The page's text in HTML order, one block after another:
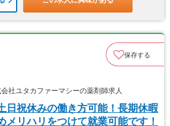
保存する
社ユタカファーマシーの薬剤師求人
日祝休みの働き方可能！長期休暇
メリハリをつけて就業可能です！